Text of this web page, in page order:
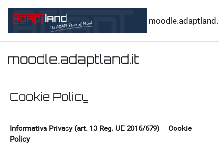
moodle.adaptland.it
Cookie Policy
Informativa Privacy (art. 13 Reg. UE 2016/679) – Cookie
Policy